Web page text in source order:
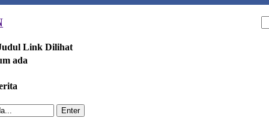
Link Dilihat
ada